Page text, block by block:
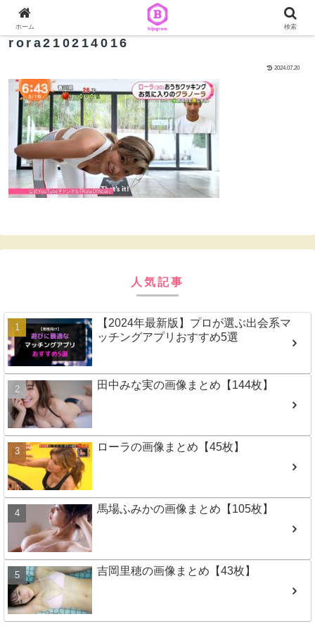
rora210214016
2024.07.20
人気記事
【2024年最新版】プロが選ぶ出会系マ
ッチングアプリおすすめ5選
田中みな実の画像まとめ【144枚】
ローラの画像まとめ【45枚】
馬場ふみかの画像まとめ【105枚】
吉岡里穂の画像まとめ【43枚】
ホーム 検索